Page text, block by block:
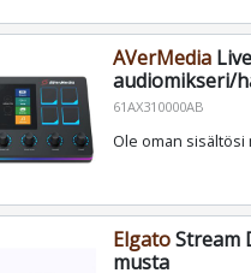
AVerMedia
audiomikseri/
61AX310000AB
Ole oman sisältösi
ElgatoStream
musta